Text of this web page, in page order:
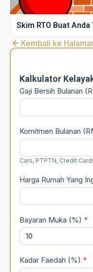
Skim RTO Buat
Kembali ke
Kalkulator
Gaji Bersih Bulanan
Komitmen Bulanan
Cars, PTPTN, Credit
Harga Rumah Yang
Bayaran Muka (%) *
Kadar Faedah (%) *